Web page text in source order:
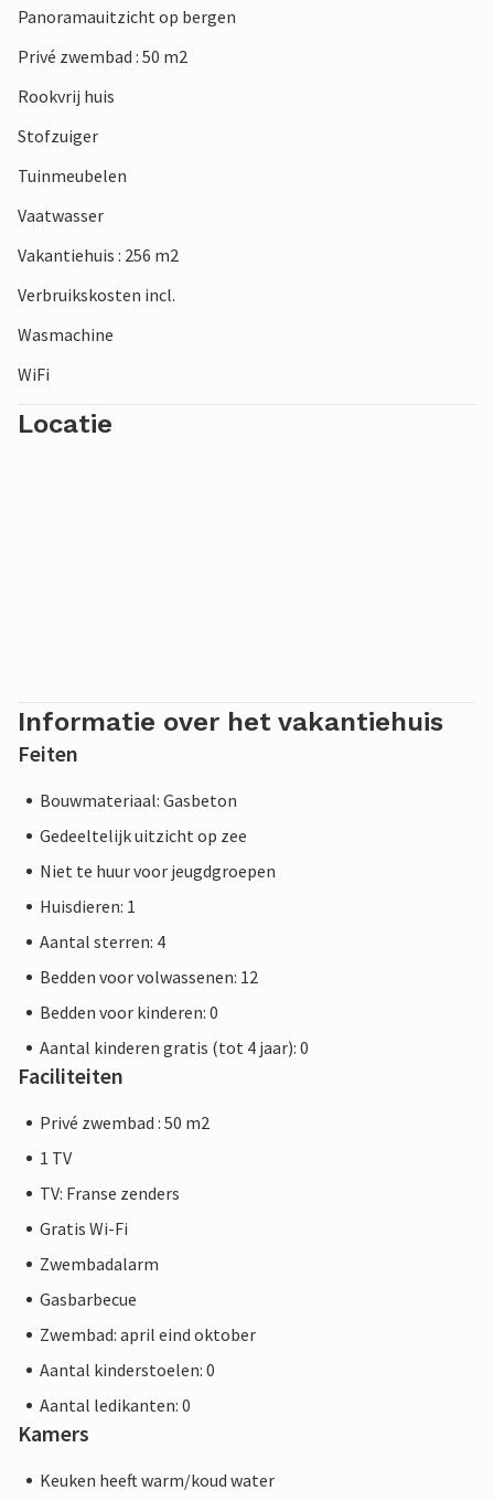
Panoramauitzicht op bergen
Privé zwembad : 50 m2
Rookvrij huis
Stofzuiger
Tuinmeubelen
Vaatwasser
Vakantiehuis : 256 m2
Verbruikskosten incl.
Wasmachine
WiFi
Locatie
Informatie over het vakantiehuis
Feiten
Bouwmateriaal: Gasbeton
Gedeeltelijk uitzicht op zee
Niet te huur voor jeugdgroepen
Huisdieren: 1
Aantal sterren: 4
Bedden voor volwassenen: 12
Bedden voor kinderen: 0
Aantal kinderen gratis (tot 4 jaar): 0
Faciliteiten
Privé zwembad : 50 m2
1 TV
TV: Franse zenders
Gratis Wi-Fi
Zwembadalarm
Gasbarbecue
Zwembad: april eind oktober
Aantal kinderstoelen: 0
Aantal ledikanten: 0
Kamers
Keuken heeft warm/koud water